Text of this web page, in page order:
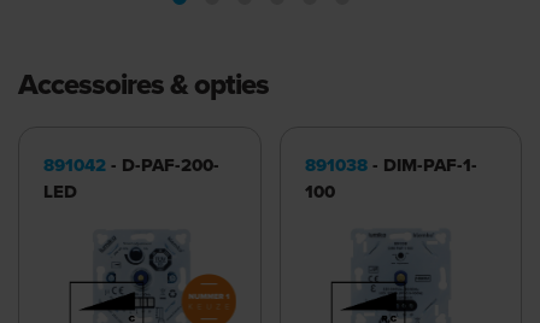
Accessoires & opties
891042- D-PAF-200-
LED
891038- DIM-PAF-1-
100